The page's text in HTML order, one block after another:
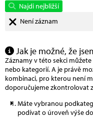
Najdi nejbližší
Není záznam
Jak je možné, že
Záznamy v této sekci
nebo kategorií. A je právě
kombinaci, pro kterou není
doporučujeme zkontrolovat
Máte vybranou
podívat o úroveň výše